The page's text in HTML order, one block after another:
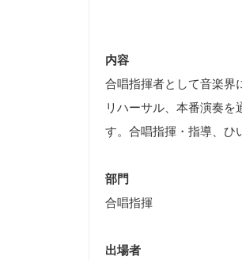
内容
合唱指揮者として音楽界
リハーサル、本番演奏
す。合唱指揮・指導、ひ
部門
合唱指揮
出場者